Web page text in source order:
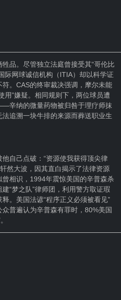
品。尽管独立法庭曾接受其“哥伦比
际网球诚信机构（ITIA）却以科学证
。CAS的终审裁决强调，摩尔未能
用”嫌疑。相同规则下，两位球员遭
辛纳的微量药物被归咎于理疗师抹
追溯一块牛排的来源而葬送职业生
自己点破：“资源使我获得顶尖律
然大波，因其直白揭示了法律资源
相识，1994年震惊美国的辛普森杀
“梦之队”律师团，利用警方取证瑕
。美国法谚“程序正义必须被看见”
普遍认为辛普森有罪时，80%美国